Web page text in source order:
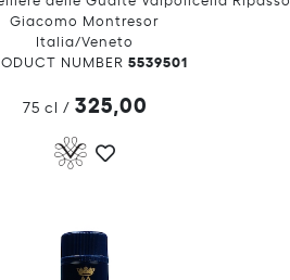
Giacomo Montresor
Italia/Veneto
NUMBER 5539501
75 cl / 325,00